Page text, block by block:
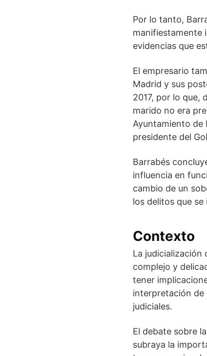
Por lo tanto,
manifiestamente
evidencias que
El empresario
Madrid y sus
2017, por lo que,
marido no era
Ayuntamiento
presidente del
Barrabés
influencia en
cambio de un
los delitos que
Contexto
La judicialización
complejo y
tener
interpretación de
judiciales.
El debate sobre
subraya la